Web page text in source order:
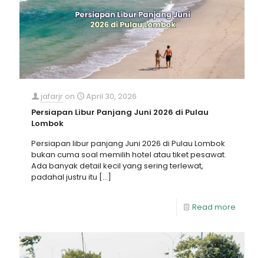
jafarjr on
April 30, 2026
Persiapan Libur Panjang Juni 2026 di Pulau
Lombok
Persiapan libur panjang Juni 2026 di Pulau Lombok
bukan cuma soal memilih hotel atau tiket pesawat.
Ada banyak detail kecil yang sering terlewat,
padahal justru itu […]
Read more